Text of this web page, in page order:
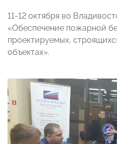
11-12 октября во
«Обеспечение пожарной
проектируемых,
объектах».